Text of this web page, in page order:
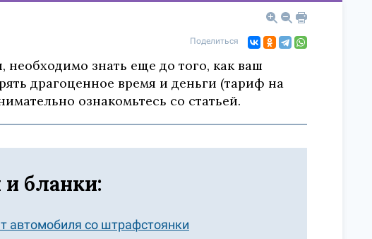
Поделиться
знать еще до того, как ваш
драгоценное время и деньги (тариф на
ознакомьтесь со статьей.
бланки:
автомобиля со штрафстоянки